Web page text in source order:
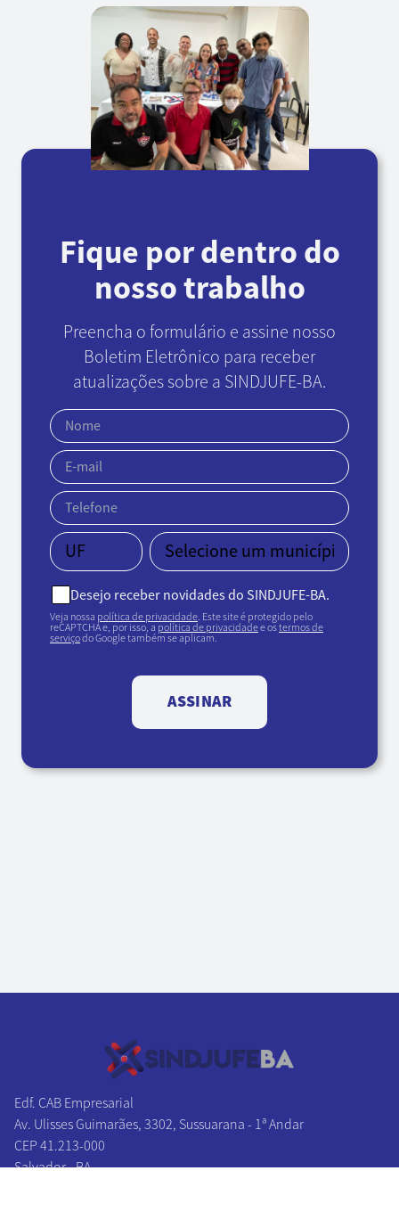
Fique por dentro do
nosso trabalho
Preencha o formulário e assine nosso
Boletim Eletrônico para receber
atualizações sobre a SINDJUFE-BA.
Desejo receber novidades do SINDJUFE-BA.
Veja nossa política de privacidade. Este site é protegido pelo
reCAPTCHA e, por isso, a política de privacidadee ostermos de
serviçodo Google também se aplicam.
ASSINAR
Edf. CAB Empresarial
Av. Ulisses Guimarães, 3302, Sussuarana - 1ª Andar
CEP 41.213-000
Salvador - BA